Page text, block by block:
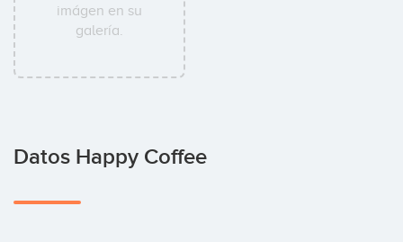
imágen en su
galería.
Datos Happy Coffee